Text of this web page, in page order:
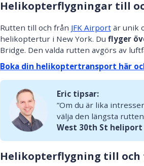
Helikopterflygningar till
Rutten till och från JFK Airportär unik
helikoptertur i New York. Du flyger
Bridge. Den valda rutten avgörs av
Boka din helikoptertransport här
Eric tipsar:
”Om du är lika
välja den längsta
West 30th St heliport
Helikopterflygning till